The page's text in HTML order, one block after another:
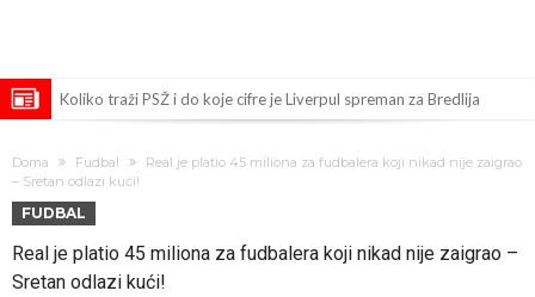
Koliko traži PSŽ i do koje cifre je Liverpul spreman za Bredlija
Direktor FIA o drami Formule 1: “Ne možemo da idemo toliko
daleko”
Prva ponuda za Leaa – odbijena!
Zašto je nepoznati italijanski petoligaš dobio čudesan stadion od 62
Doma Fudbal
Real je platio 45 miliona za fudbalera koji nikad nije zaigrao
– Sretan odlazi kući!
FUDBAL
Real je platio 45 miliona za fudbalera koji nikad nije zaigrao –
Sretan odlazi kući!